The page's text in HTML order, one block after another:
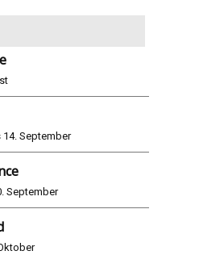
und ZDF im Remote-
14. September
September